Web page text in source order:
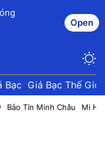
Open
Bạc Giá Bạc Thế Giới
Bảo Tín Minh Châu Mi